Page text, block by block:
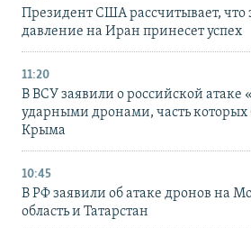
Президент США рассчитывает, что
давление на Иран принесет успех
11:20
В ВСУ заявили о российской атаке
ударными дронами, часть которых
Крыма
10:45
В РФ заявили об атаке дронов на
область и Татарстан